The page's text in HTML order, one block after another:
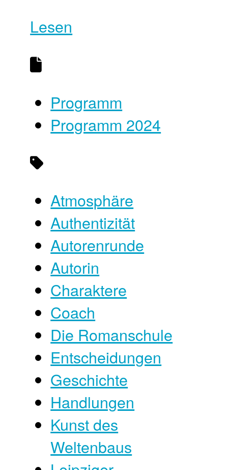
Lesen
Programm
Programm 2024
Atmosphäre
Authentizität
Autorenrunde
Autorin
Charaktere
Coach
Die Romanschule
Entscheidungen
Geschichte
Handlungen
Kunst des
Weltenbaus